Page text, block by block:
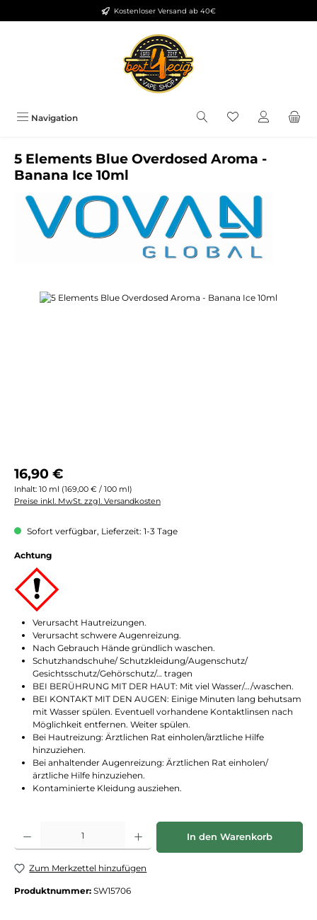
Zum Hauptinhalt springenKostenloser Versand ab 40€
Navigation Du hast 0
5 Elements Blue Overdosed Aroma -
Banana Ice 10ml
Bildergalerie überspringen
Regulärer Preis:
16,90 €
Inhalt: 10 ml (169,00 € / 100 ml)
Preise inkl. MwSt. zzgl. Versandkosten
Sofort verfügbar, Lieferzeit: 1-3 Tage
Achtung
Verursacht Hautreizungen.
Verursacht schwere Augenreizung.
Nach Gebrauch Hände gründlich waschen.
Schutzhandschuhe/ Schutzkleidung/Augenschutz/
Gesichtsschutz/Gehörschutz/… tragen
BEI BERÜHRUNG MIT DER HAUT: Mit viel Wasser/…/waschen.
BEI KONTAKT MIT DEN AUGEN: Einige Minuten lang behutsam
mit Wasser spülen. Eventuell vorhandene Kontaktlinsen nach
Möglichkeit entfernen. Weiter spülen.
Bei Hautreizung: Ärztlichen Rat einholen/ärztliche Hilfe
hinzuziehen.
Bei anhaltender Augenreizung: Ärztlichen Rat einholen/
ärztliche Hilfe hinzuziehen.
Kontaminierte Kleidung ausziehen.
Produkt Anzahl: Gib den gewünschten Wert ein oder benutze die
In den Warenkorb
Zum Merkzettel hinzufügen
Produktnummer: SW15706